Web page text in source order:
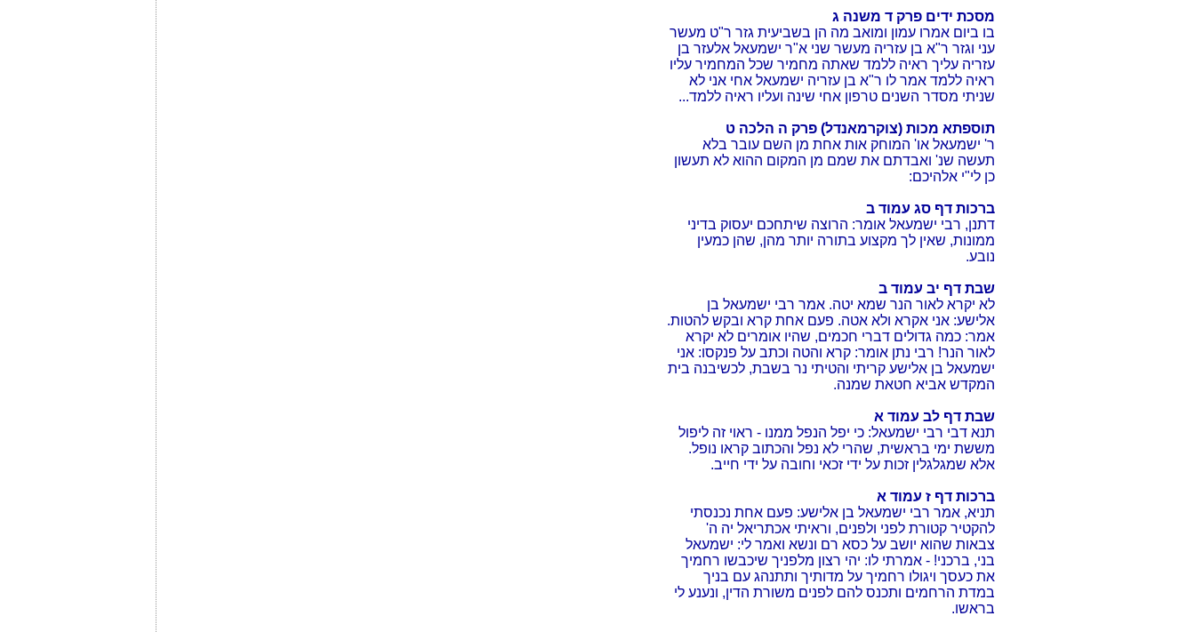
מסכת ידים פרק ד משנה ג
בו ביום אמרו עמון ומואב מה הן בשביעית גזר ר"ט מעשר
עני וגזר ר"א בן עזריה מעשר שני א"ר ישמעאל אלעזר בן
עזריה עליך ראיה ללמד שאתה מחמיר שכל המחמיר עליו
ראיה ללמד אמר לו ר"א בן עזריה ישמעאל אחי אני לא
שניתי מסדר השנים טרפון אחי שינה ועליו ראיה ללמד...
תוספתא מכות (צוקרמאנדל) פרק ה הלכה ט
ר' ישמעאל או' המוחק אות אחת מן השם עובר בלא
תעשה שנ' ואבדתם את שמם מן המקום ההוא לא תעשון
כן לי"י אלהיכם:
ברכות דף סג עמוד ב
דתנן, רבי ישמעאל אומר: הרוצה שיתחכם יעסוק בדיני
ממונות, שאין לך מקצוע בתורה יותר מהן, שהן כמעין
נובע.
שבת דף יב עמוד ב
לא יקרא לאור הנר שמא יטה. אמר רבי ישמעאל בן
אלישע: אני אקרא ולא אטה. פעם אחת קרא ובקש להטות.
אמר: כמה גדולים דברי חכמים, שהיו אומרים לא יקרא
לאור הנר! רבי נתן אומר: קרא והטה וכתב על פנקסו: אני
ישמעאל בן אלישע קריתי והטיתי נר בשבת, לכשיבנה בית
המקדש אביא חטאת שמנה.
שבת דף לב עמוד א
תנא דבי רבי ישמעאל: כי יפל הנפל ממנו - ראוי זה ליפול
מששת ימי בראשית, שהרי לא נפל והכתוב קראו נופל.
אלא שמגלגלין זכות על ידי זכאי וחובה על ידי חייב.
ברכות דף ז עמוד א
תניא, אמר רבי ישמעאל בן אלישע: פעם אחת נכנסתי
להקטיר קטורת לפני ולפנים, וראיתי אכתריאל יה ה'
צבאות שהוא יושב על כסא רם ונשא ואמר לי: ישמעאל
בני, ברכני! - אמרתי לו: יהי רצון מלפניך שיכבשו רחמיך
את כעסך ויגולו רחמיך על מדותיך ותתנהג עם בניך
במדת הרחמים ותכנס להם לפנים משורת הדין, ונענע לי
בראשו.